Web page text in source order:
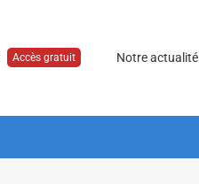
Accès gratuit Notre actualité